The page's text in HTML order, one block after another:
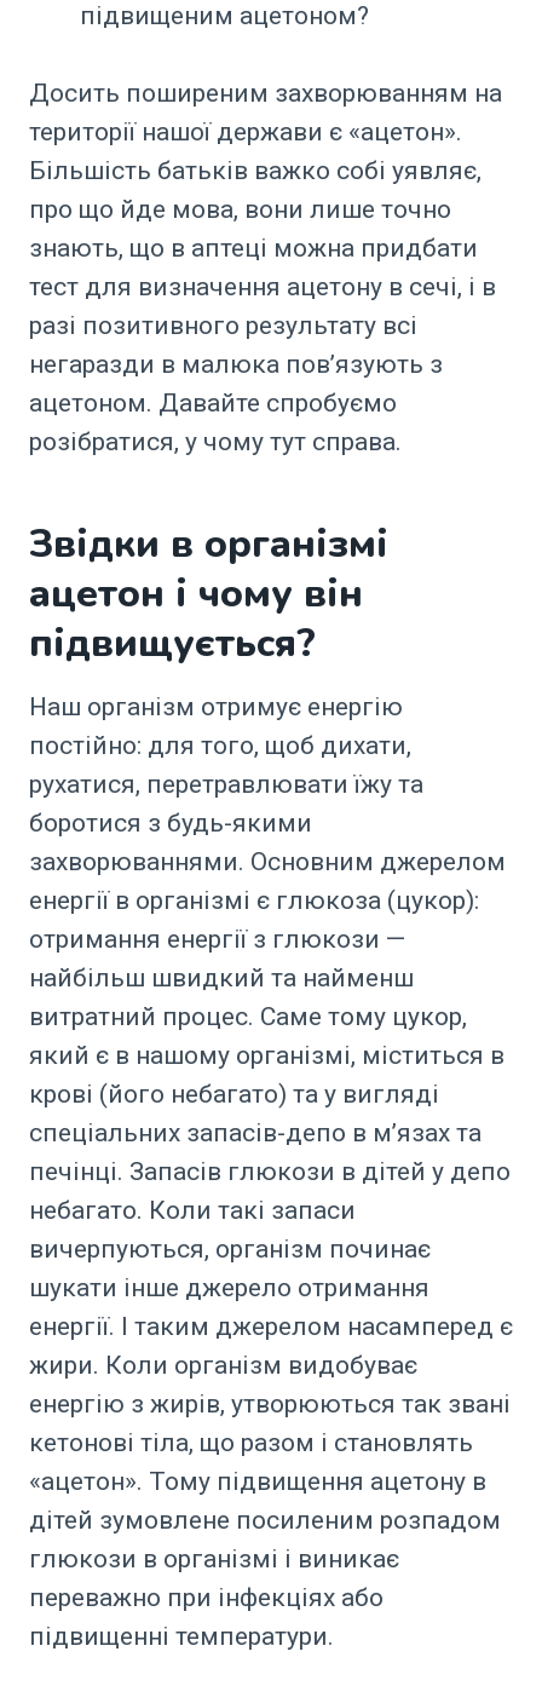
підвищеним ацетоном?
Досить поширеним захворюванням на
території нашої держави є «ацетон».
Більшість батьків важко собі уявляє,
про що йде мова, вони лише точно
знають, що в аптеці можна придбати
тест для визначення ацетону в сечі, і в
разі позитивного результату всі
негаразди в малюка пов’язують з
ацетоном. Давайте спробуємо
розібратися, у чому тут справа.
Звідки в організмі
ацетон і чому він
підвищується?
Наш організм отримує енергію
постійно: для того, щоб дихати,
рухатися, перетравлювати їжу та
боротися з будь-якими
захворюваннями. Основним джерелом
енергії в організмі є глюкоза (цукор):
отримання енергії з глюкози —
найбільш швидкий та найменш
витратний процес. Саме тому цукор,
який є в нашому організмі, міститься в
крові (його небагато) та у вигляді
спеціальних запасів-депо в м’язах та
печінці. Запасів глюкози в дітей у депо
небагато. Коли такі запаси
вичерпуються, організм починає
шукати інше джерело отримання
енергії. І таким джерелом насамперед є
жири. Коли організм видобуває
енергію з жирів, утворюються так звані
кетонові тіла, що разом і становлять
«ацетон». Тому підвищення ацетону в
дітей зумовлене посиленим розпадом
глюкози в організмі і виникає
переважно при інфекціях або
підвищенні температури.